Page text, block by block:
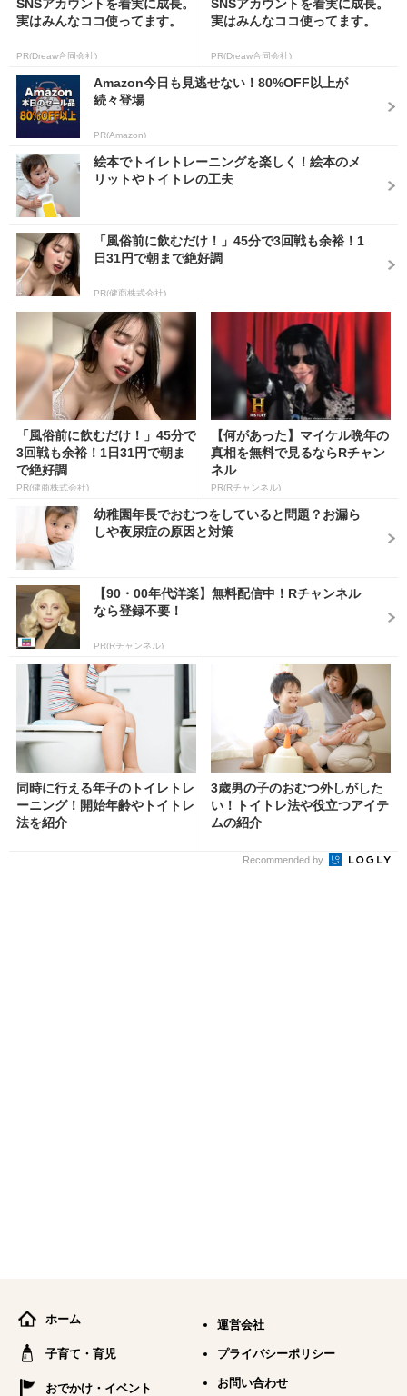
SNSアカウントを着実に成長。
実はみんなココ使ってます。
PR(Dreaw合同会社)
SNSアカウントを着実に成長。
実はみんなココ使ってます。
PR(Dreaw合同会社)
Amazon今日も見逃せない！80%OFF以上が
続々登場
PR(Amazon)
絵本でトイレトレーニングを楽しく！絵本のメ
リットやトイトレの工夫
「風俗前に飲むだけ！」45分で3回戦も余裕！1
日31円で朝まで絶好調
PR(健商株式会社)
「風俗前に飲むだけ！」45分で
3回戦も余裕！1日31円で朝ま
で絶好調
PR(健商株式会社)
【何があった】マイケル晩年の
真相を無料で見るならRチャン
ネル
PR(Rチャンネル)
幼稚園年長でおむつをしていると問題？お漏ら
しや夜尿症の原因と対策
【90・00年代洋楽】無料配信中！Rチャンネル
なら登録不要！
PR(Rチャンネル)
同時に行える年子のトイレトレ
ーニング！開始年齢やトイトレ
法を紹介
3歳男の子のおむつ外しがした
い！トイトレ法や役立つアイテ
ムの紹介
Recommended by
ホーム
子育て・育児
おでかけ・イベント
運営会社
プライバシーポリシー
お問い合わせ